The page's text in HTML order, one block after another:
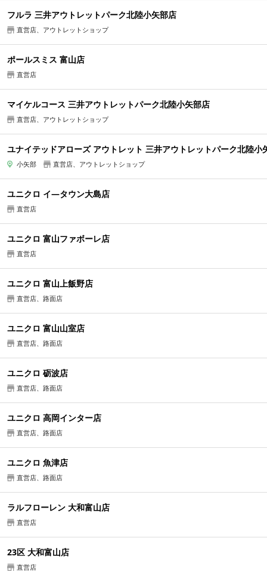
フルラ 三井アウトレットパーク北陸小矢部店
直営店、アウトレットショップ
ポールスミス 富山店
直営店
マイケルコース 三井アウトレットパーク北陸小矢部店
直営店、アウトレットショップ
ユナイテッドアローズ アウトレット 三井アウトレットパーク北陸小
小矢部 直営店、アウトレットショップ
ユニクロ イ―タウン大島店
直営店
ユニクロ 富山ファボーレ店
直営店
ユニクロ 富山上飯野店
直営店、路面店
ユニクロ 富山山室店
直営店、路面店
ユニクロ 砺波店
直営店、路面店
ユニクロ 高岡インター店
直営店、路面店
ユニクロ 魚津店
直営店、路面店
ラルフローレン 大和富山店
直営店
23区 大和富山店
直営店